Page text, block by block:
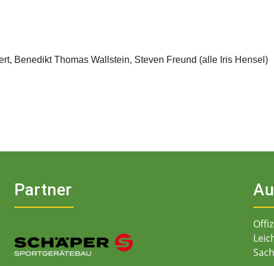
Benedikt Thomas Wallstein, Steven Freund (alle Iris Hensel)
Partner